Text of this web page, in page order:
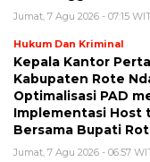
Jumat, 7 Agu 2026 - 07:15
Hukum Dan Kriminal
Kepala Kantor
Kabupaten Rote
Optimalisasi PAD
Implementasi Host
Bersama Bupati
Jumat, 7 Agu 2026 - 06:57